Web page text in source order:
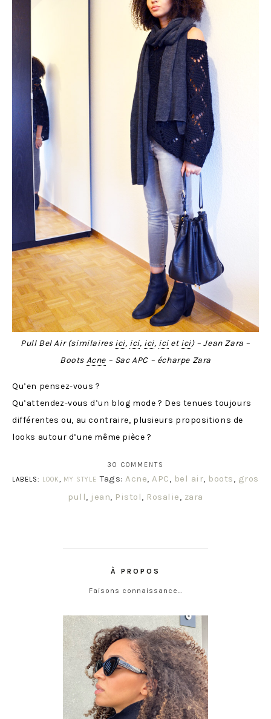
Pull Bel Air (similaires ici, ici, ici, icietici) – Jean Zara –
Boots Acne – Sac APC – écharpe Zara
Qu’en pensez-vous ?
Qu’attendez-vous d’un blog mode ? Des tenues toujours
différentes ou, au contraire, plusieurs propositions de
looks autour d’une même pièce ?
30 COMMENTS
LABELS: LOOK, MY STYLE Tags:Acne,APC, bel air, boots, gros
pull, jean, Pistol, Rosalie, zara
À PROPOS
Faisons connaissance…